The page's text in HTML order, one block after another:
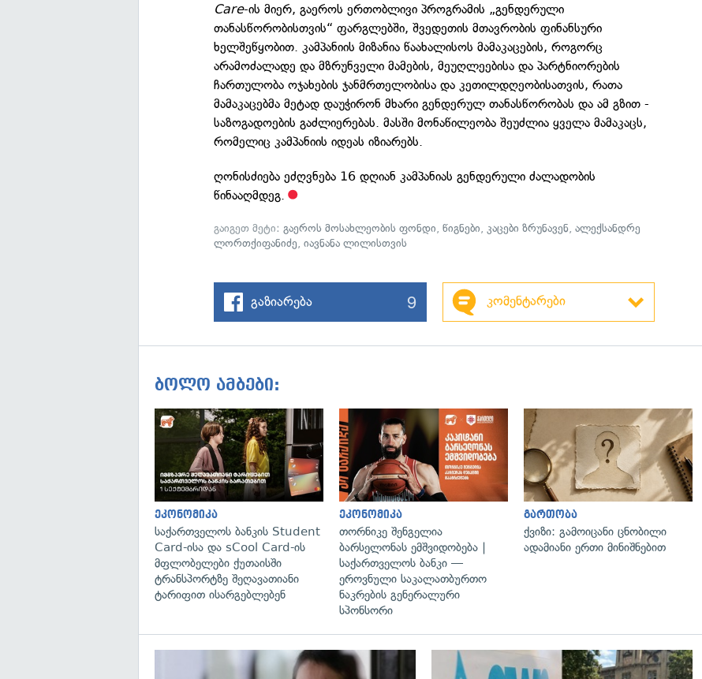
Care-ის მიერ, გაეროს ერთობლივი პროგრამის „გენდერული
თანასწორობისთვის“ ფარგლებში, შვედეთის მთავრობის ფინანსური
ხელშეწყობით. კამპანიის მიზანია წაახალისოს მამაკაცების, როგორც
არამოძალადე და მზრუნველი მამების, მეუღლეებისა და პარტნიორების
ჩართულობა ოჯახების ჯანმრთელობისა და კეთილდღეობისათვის, რათა
მამაკაცებმა მეტად დაუჭირონ მხარი გენდერულ თანასწორობას და ამ გზით -
საზოგადოების გაძლიერებას. მასში მონაწილეობა შეუძლია ყველა მამაკაცს,
რომელიც კამპანიის იდეას იზიარებს.
ღონისძიება ეძღვნება 16 დღიან კამპანიას გენდერული ძალადობის
წინააღმდეგ.
გაიგეთ მეტი:გაეროს მოსახლეობის ფონდი,წიგნები,კაცები ზრუნავენ,ალექსანდრე
ლორთქიფანიძე,იავნანა ლილისთვის
გაზიარება 9 კომენტარები
ბოლო ამბები:
ეკონომიკა
საქართველოს ბანკის Student
Card-ისა და sCool Card-ის
მფლობელები ქუთაისში
ტრანსპორტზე შეღავათიანი
ტარიფით ისარგებლებენ
ეკონომიკა
თორნიკე შენგელია
ბარსელონას ემშვიდობება |
საქართველოს ბანკი —
ეროვნული საკალათბურთო
ნაკრების გენერალური
სპონსორი
გართობა
ქვიზი: გამოიცანი ცნობილი
ადამიანი ერთი მინიშნებით
გადახედვა